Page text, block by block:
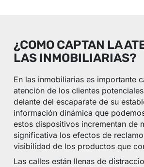
¿COMO CAPTAN LA
LAS INMOBILIARIAS?
En las inmobiliarias es importante
atención de los clientes
delante del escaparate de su
información dinámica que
estos dispositivos incrementan de
significativa los efectos de
visibilidad de los productos que
Las calles están llenas de